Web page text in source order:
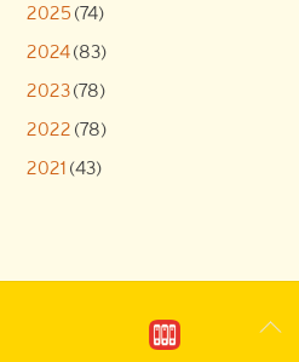
2025 (74)
2024(83)
2023(78)
2022 (78)
2021 (43)
Back